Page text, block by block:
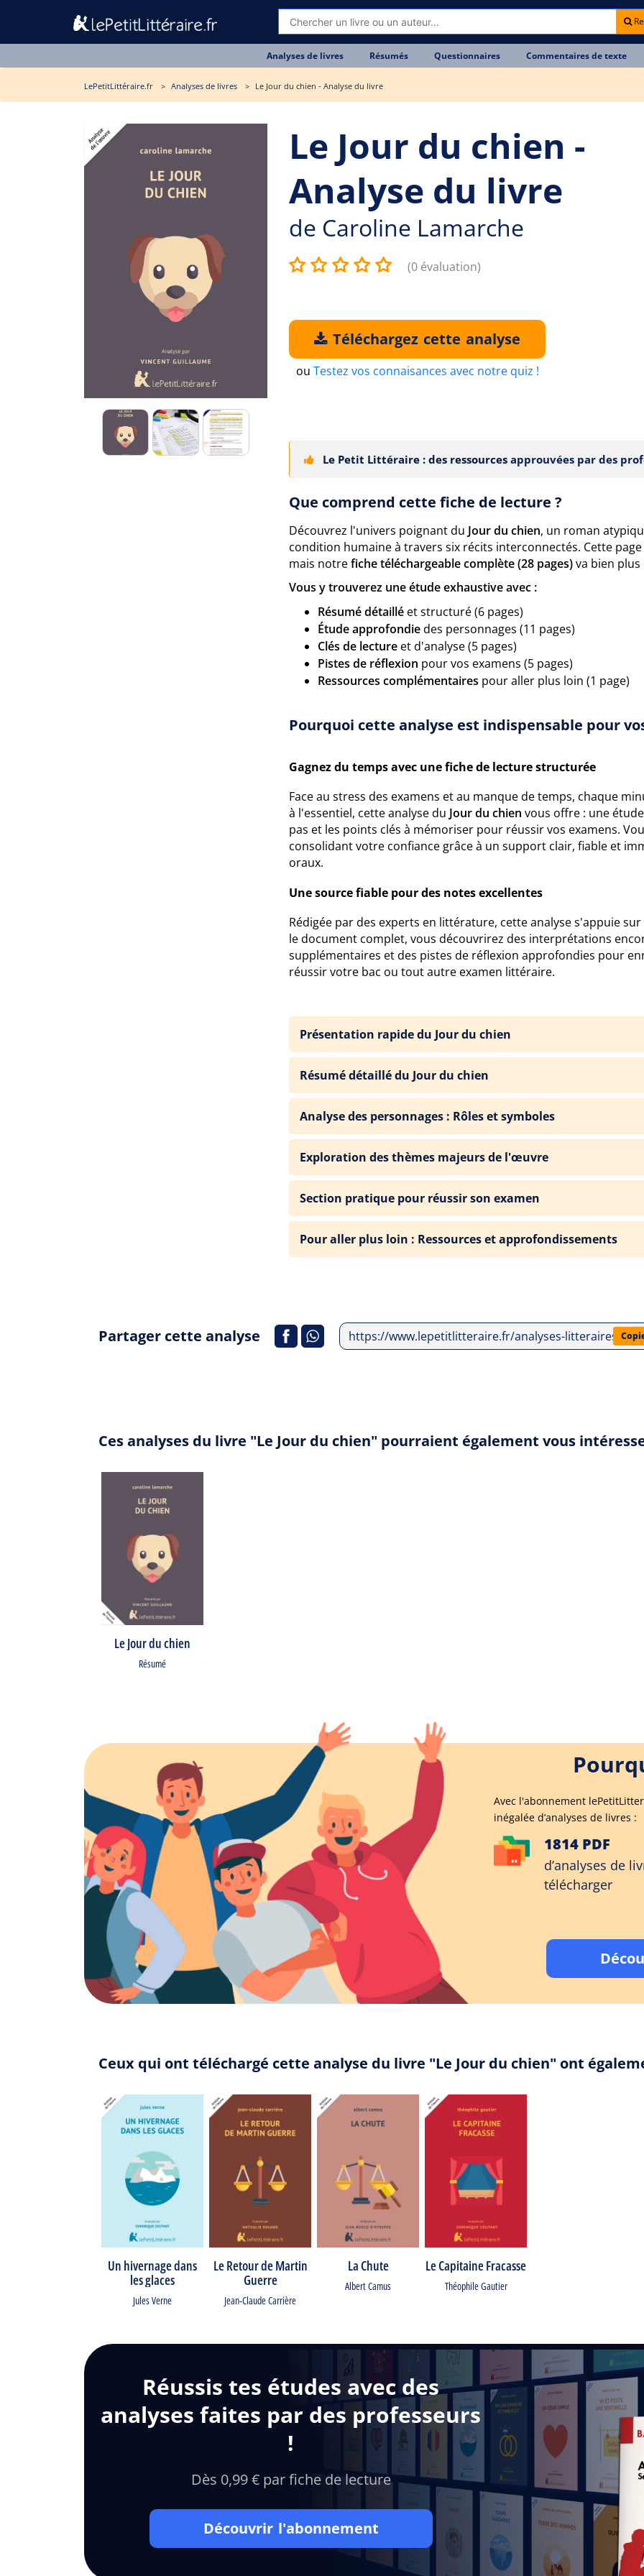
Analyses de livres Résumés Questionnaires Commentaires de texte
LePetitLittéraire.fr Analyses de livres Le Jour du chien - Analyse du livre
Le Jour du chien -
Analyse du livre
de Caroline Lamarche
(0 évaluation)
Téléchargez cette analyse
ou Testez vos connaisances avec notre quiz !
Le Petit Littéraire : des ressources approuvées par des
Que comprend cette fiche de lecture ?
Découvrez l'univers poignant du Jour du chien, un roman
condition humaine à travers six récits interconnectés. Cette
mais notrefiche téléchargeable complète (28 pages)va bien plus
Vous y trouverez une étude exhaustive avec :
Résumé détaillé et structuré (6 pages)
Étude approfondiedes personnages (11 pages)
Clés de lecture et d'analyse (5 pages)
Pistes de réflexion pour vos examens (5 pages)
Ressources complémentaires pour aller plus loin (1 page)
Pourquoi cette analyse est indispensable pour
Gagnez du temps avec une fiche de lecture structurée
Face au stress des examens et au manque de temps, chaque
à l'essentiel, cette analyse du Jour du chien vous offre : une
pas et les points clés à mémoriser pour réussir vos examens.
consolidant votre confiance grâce à un support clair, fiable et
oraux.
Une source fiable pour des notes excellentes
Rédigée par des experts en littérature, cette analyse s'appuie
le document complet, vous découvrirez des interprétations
supplémentaires et des pistes de réflexion approfondies pour
réussir votre bac ou tout autre examen littéraire.
Présentation rapide du Jour du chien
Résumé détaillé du Jour du chien
Analyse des personnages : Rôles et symboles
Exploration des thèmes majeurs de l'œuvre
Section pratique pour réussir son examen
Pour aller plus loin : Ressources et approfondissements
Partager cette analyse https://www.lepetitlitteraire.fr/analyses-litteraires/
Ces analyses du livre "Le Jour du chien" pourraient également vous
Le Jour du chien
Résumé
Avec l'abonnement
inégalée d’analyses de livres :
1814 PDF
d’analyses de
télécharger
Ceux qui ont téléchargé cette analyse du livre "Le Jour du chien" ont
Un hivernage dans
les glaces
Jules Verne
Le Retour de Martin
Guerre
Jean-Claude Carrière
La Chute
Albert Camus
Le Capitaine Fracasse
Théophile Gautier
Réussis tes études avec des
analyses faites par des professeurs
!
Dès 0,99 € par fiche de lecture
Découvrir l'abonnement